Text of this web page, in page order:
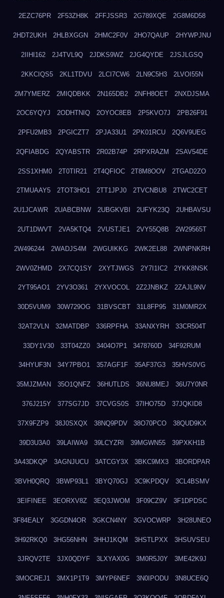
2EZC76PR 2F53ZH8K 2FFJSSR3 2G789XQE 2G8M6D58
2HDT2UKH 2HLBXGGN 2HMC2F0V 2HO7QAUP 2HYWPJNU
2IIHI162 2J4TVL9Q 2JDKS9WZ 2JG4QYDE 2JSJLGSQ
2KKCIQS5 2KL1TDVU 2LCI7CW6 2LN9C5H3 2LVOI55N
2M7YMERZ 2MIQDBKK 2N165DB2 2NFH8OET 2NXDJSMA
2OC6YQYJ 2ODHTNIQ 2OYOC8EB 2P5KVO7J 2PB26F91
2PFU2MB3 2PGICZT7 2PJA33U1 2PK01RCU 2Q6V9UEG
2QFIABDG 2QYABSTR 2R02B74P 2RPXRAZM 2SAV54DE
2SS1XHM0 2T0TIR21 2T4QFIOC 2T8M8OOV 2TGAD2ZO
2TMUAAY5 2TOT3HO1 2TT1JPJ0 2TVCNBU8 2TWC2CET
2U1JCAWR 2UABCBNW 2UBGKVBI 2UFYK23Q 2UHBAVSU
2UT1DWVT 2VA5KTQ4 2VUSTJE1 2VY55Q8B 2W29565T
2W496244 2WADJS4M 2WGUIKKG 2WK2EL88 2WNPNKRH
2WV0ZHMD 2X7CQ1SY 2XYTJWGS 2Y7I1IC2 2YKK8NSK
2YT95AO1 2YV3O361 2YXVOCOL 2Z2JNBKZ 2ZAJL9NV
30D5VUM9 30W729OG 31BVSCBT 31L8FP95 31M0MR2X
32AT2VLN 32MATDBP 336RPFHA 33ANXYRH 33CR504T
33DY1V30 33T04ZZ0 3404O7P1 3478760D 34F92RUM
34HYUF3N 34Y7PBO1 357AGF1F 35AF37G3 35HVS0VG
35MJZMAN 35O1QNFZ 36HUTLDS 36NU8MEJ 36U7Y0NR
376J215Y 377SG7JD 37CVGS0S 37IHO75D 37JQKID8
37X9FZP9 38J0SXQX 38NQ9PDV 38O70PCO 38QUD9KX
39D3U3A0 39LAIWA9 39LCYZRI 39MGWN55 39PXKH1B
3A43DKQP 3AGNJUCU 3ATCGY3X 3BKC9MX3 3BORDPAR
3BVH0QRQ 3BWP93L1 3BYQ70GJ 3C9KPDQV 3CL4BSMV
3EIFINEE 3EORXV8Z 3EQ3JWOM 3F09CZ9V 3F1DPDSC
3F84EALY 3GGDN4OR 3GKCN4NY 3GVOCWRP 3H28UNEO
3H92RKQ0 3HG56NHN 3HHJ1KQM 3HSTLPXX 3HSUVSEU
3JRQV2TE 3JX0QDYF 3LXYAX0G 3M0R5J0Y 3ME42K9J
3MOCREJ1 3MX1P1T9 3MYP6NEF 3N0IPODU 3N8UCE6Q